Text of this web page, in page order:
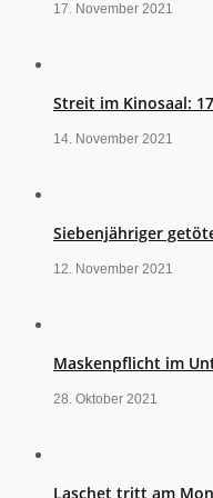
17. November 2021
Streit im Kinosaal:
14. November 2021
Siebenjähriger
12. November 2021
Maskenpflicht im
28. Oktober 2021
Laschet tritt am